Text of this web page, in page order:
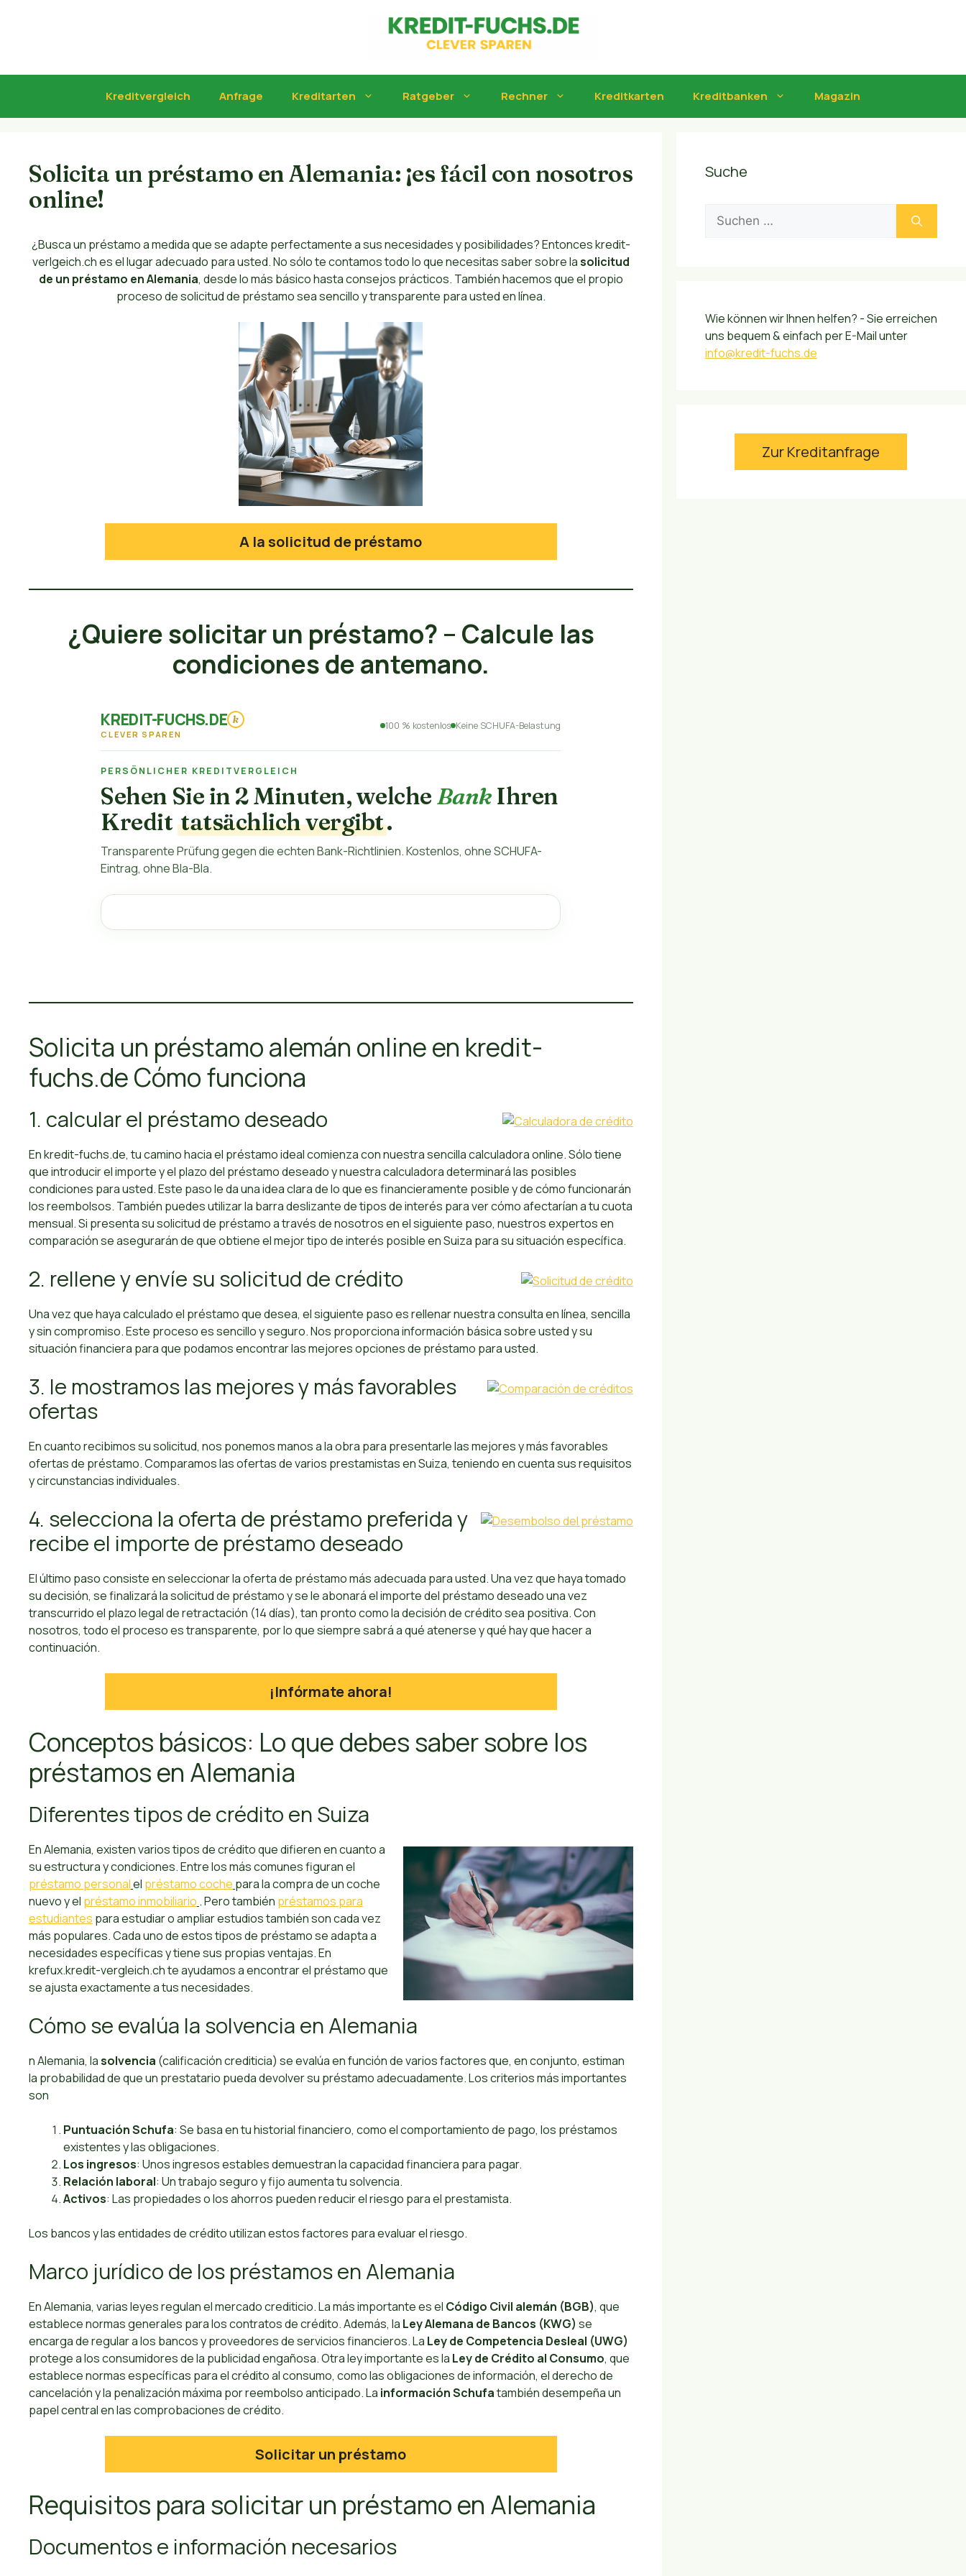
Kreditvergleich Anfrage Kreditarten Ratgeber Rechner Kreditkarten Kreditbanken Magazin
Solicita un préstamo en Alemania: ¡es fácil con nosotros
online!
¿Busca un préstamo a medida que se adapte perfectamente a sus necesidades y posibilidades? Entonces kredit-
verlgeich.ch es el lugar adecuado para usted. No sólo te contamos todo lo que necesitas saber sobre lasolicitud
de un préstamo en Alemania, desde lo más básico hasta consejos prácticos. También hacemos que el propio
proceso de solicitud de préstamo sea sencillo y transparente para usted en línea.
A la solicitud de préstamo
¿Quiere solicitar un préstamo? – Calcule las
condiciones de antemano.
KREDIT-FUCHS.DE k
CLEVER SPAREN
100 % kostenlos Keine SCHUFA-Belastung
PERSÖNLICHER KREDITVERGLEICH
Sehen Sie in 2 Minuten, welche BankIhren
Kredittatsächlich vergibt.
Transparente Prüfung gegen die echten Bank-Richtlinien. Kostenlos, ohne SCHUFA-
Eintrag, ohne Bla-Bla.
Solicita un préstamo alemán online en kredit-
fuchs.de Cómo funciona
1. calcular el préstamo deseado
En kredit-fuchs.de, tu camino hacia el préstamo ideal comienza con nuestra sencilla calculadora online. Sólo tiene
que introducir el importe y el plazo del préstamo deseado y nuestra calculadora determinará las posibles
condiciones para usted. Este paso le da una idea clara de lo que es financieramente posible y de cómo funcionarán
los reembolsos. También puedes utilizar la barra deslizante de tipos de interés para ver cómo afectarían a tu cuota
mensual. Si presenta su solicitud de préstamo a través de nosotros en el siguiente paso, nuestros expertos en
comparación se asegurarán de que obtiene el mejor tipo de interés posible en Suiza para su situación específica.
2. rellene y envíe su solicitud de crédito
Una vez que haya calculado el préstamo que desea, el siguiente paso es rellenar nuestra consulta en línea, sencilla
y sin compromiso. Este proceso es sencillo y seguro. Nos proporciona información básica sobre usted y su
situación financiera para que podamos encontrar las mejores opciones de préstamo para usted.
3. le mostramos las mejores y más favorables
ofertas
En cuanto recibimos su solicitud, nos ponemos manos a la obra para presentarle las mejores y más favorables
ofertas de préstamo. Comparamos las ofertas de varios prestamistas en Suiza, teniendo en cuenta sus requisitos
y circunstancias individuales.
4. selecciona la oferta de préstamo preferida y
recibe el importe de préstamo deseado
El último paso consiste en seleccionar la oferta de préstamo más adecuada para usted. Una vez que haya tomado
su decisión, se finalizará la solicitud de préstamo y se le abonará el importe del préstamo deseado una vez
transcurrido el plazo legal de retractación (14 días), tan pronto como la decisión de crédito sea positiva. Con
nosotros, todo el proceso es transparente, por lo que siempre sabrá a qué atenerse y qué hay que hacer a
continuación.
¡Infórmate ahora!
Conceptos básicos: Lo que debes saber sobre los
préstamos en Alemania
Diferentes tipos de crédito en Suiza
En Alemania, existen varios tipos de crédito que difieren en cuanto a
su estructura y condiciones. Entre los más comunes figuran el
préstamo personalel préstamo coche para la compra de un coche
nuevo y el préstamo inmobiliario . Pero también préstamos para
estudiantes para estudiar o ampliar estudios también son cada vez
más populares. Cada uno de estos tipos de préstamo se adapta a
necesidades específicas y tiene sus propias ventajas. En
krefux.kredit-vergleich.ch te ayudamos a encontrar el préstamo que
se ajusta exactamente a tus necesidades.
Cómo se evalúa la solvencia en Alemania
n Alemania, lasolvencia (calificación crediticia) se evalúa en función de varios factores que, en conjunto, estiman
la probabilidad de que un prestatario pueda devolver su préstamo adecuadamente. Los criterios más importantes
son
Puntuación Schufa: Se basa en tu historial financiero, como el comportamiento de pago, los préstamos
existentes y las obligaciones.
Los ingresos: Unos ingresos estables demuestran la capacidad financiera para pagar.
Relación laboral: Un trabajo seguro y fijo aumenta tu solvencia.
Activos: Las propiedades o los ahorros pueden reducir el riesgo para el prestamista.
Los bancos y las entidades de crédito utilizan estos factores para evaluar el riesgo.
Marco jurídico de los préstamos en Alemania
En Alemania, varias leyes regulan el mercado crediticio. La más importante es el Código Civil alemán (BGB), que
establece normas generales para los contratos de crédito. Además, la Ley Alemana de Bancos (KWG) se
encarga de regular a los bancos y proveedores de servicios financieros. La Ley de Competencia Desleal (UWG)
protege a los consumidores de la publicidad engañosa. Otra ley importante es la Ley de Crédito al Consumo, que
establece normas específicas para el crédito al consumo, como las obligaciones de información, el derecho de
cancelación y la penalización máxima por reembolso anticipado. La información Schufatambién desempeña un
papel central en las comprobaciones de crédito.
Solicitar un préstamo
Requisitos para solicitar un préstamo en Alemania
Documentos e información necesarios
Suche
Suchen
nach:
Wie können wir Ihnen helfen? - Sie erreichen
uns bequem & einfach per E-Mail unter
info@kredit-fuchs.de
Zur Kreditanfrage